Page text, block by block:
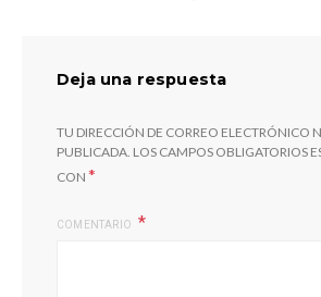
Deja una respuesta
TU DIRECCIÓN DE CORREO ELECTRÓNICO
PUBLICADA. LOS CAMPOS OBLIGATORIOS
CON *
COMENTARIO